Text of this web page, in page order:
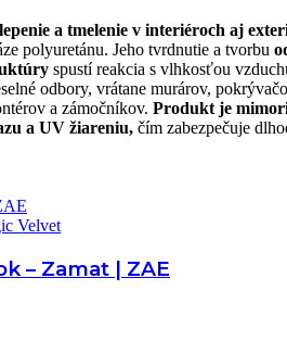
lepenie a tmelenie v interiéroch aj
polyuretánu. Jeho tvrdnutie a tvorbu
spustí reakcia s vlhkosťou
odbory, vrátane murárov,
a zámočníkov. Produkt je
a UV žiareniu, čím zabezpečuje
– Zamat | ZAE